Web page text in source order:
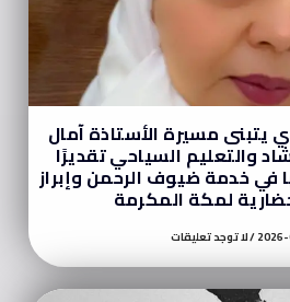
يتبنى مسيرة الأستاذة آمال
والتعليم السياحي تقديرًا
خدمة ضيوف الرحمن وإبراز
لمكة المكرمة
لا توجد تعليقات